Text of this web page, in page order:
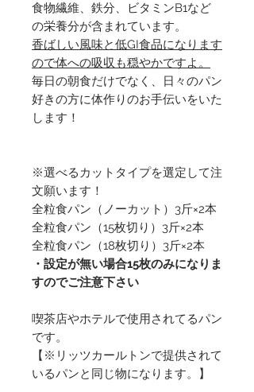
食物繊維、鉄分、ビタミンB1など
の栄養分が含まれています。
香ばしい風味と低GI食品になります
ので体への吸収も穏やかですよ。
毎日の朝食だけでなく、日々のパン
好きの方に体作りのお手伝いをいた
します！
※選べるカットタイプを選定して注
文願います！
全粒食パン（ノーカット）3斤×2本
全粒食パン（15枚切り）3斤×2本
全粒食パン（18枚切り）3斤×2本
・設定が無い場合15枚のみになりま
すのでご注意下さい
喫茶店やホテルで使用されてるパン
です。
【※リッツカールトンで提供されて
いるパンと同じ物になります。】